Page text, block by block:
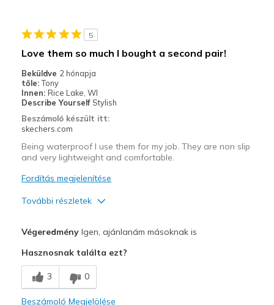
Going Out
Width
Sizing
Feels true to size
View On Shoes
Shoes are for Wearing
5
Love them so much I bought a second pair!
Beküldve 2 hónapja
tőle: Tony
Innen: Rice Lake, WI
Describe Yourself Stylish
Beszámoló készült itt:
skechers.com
Being waterproof I use them for my job. They are non slip
and very lightweight and comfortable.
Fordítás megjelenítése
További részletek
Comfortable
Durable
VégeredményIgen, ajánlanám másoknak is
Hasznosnak találta ezt?
3 0
Beszámoló Megjelölése